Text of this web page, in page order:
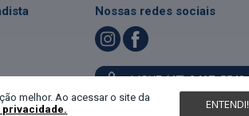
melhor. Ao acessar o site da
privacidade. ENTENDI!
feira:
Nossas redes sociais
LIGUE (47) 3467-5540